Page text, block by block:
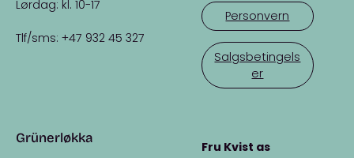
Lørdag: kl. 10-17
Tlf/sms: +47 932 45 327
Grünerløkka
Personvern
Salgsbetingels
er
Fru Kvist as